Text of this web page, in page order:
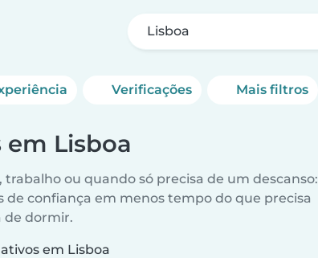
Lisboa
Verificações Mais filtros
Lisboa
ou quando só precisa de um descanso:
confiança em menos tempo do que precisa
de dormir.
em Lisboa